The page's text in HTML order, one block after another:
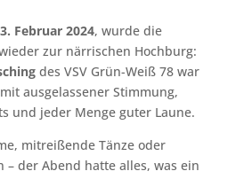
Februar 2024, wurde die
zur närrischen Hochburg:
des VSV Grün-Weiß 78 war
ausgelassener Stimmung,
und jeder Menge guter Laune.
mitreißende Tänze oder
– der Abend hatte alles, was ein